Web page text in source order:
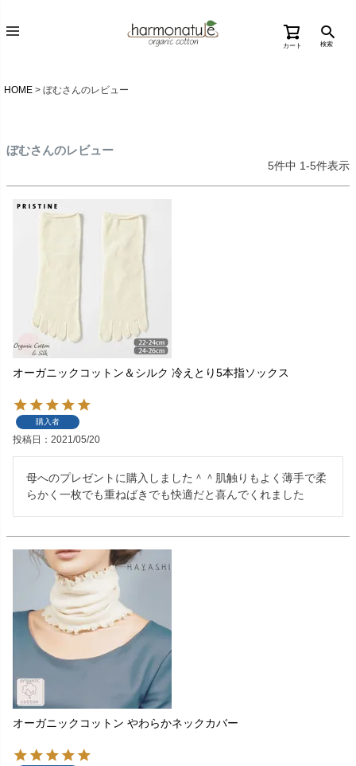
カート 検索
HOME ぼむさんのレビュー
ぼむさんのレビュー
5件中 1-5件表示
オーガニックコットン＆シルク 冷えとり5本指ソックス
購入者
投稿日 2021/05/20
母へのプレゼントに購入しました＾＾肌触りもよく薄手で柔
らかく一枚でも重ねばきでも快適だと喜んでくれました
オーガニックコットン やわらかネックカバー